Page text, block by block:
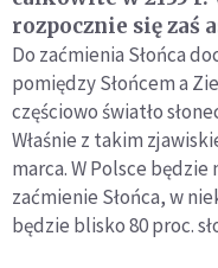
rozpocznie się zaś
Do zaćmienia Słońca
pomiędzy Słońcem a
częściowo światło
Właśnie z takim
marca. W Polsce
zaćmienie Słońca, w
będzie blisko 80 proc.